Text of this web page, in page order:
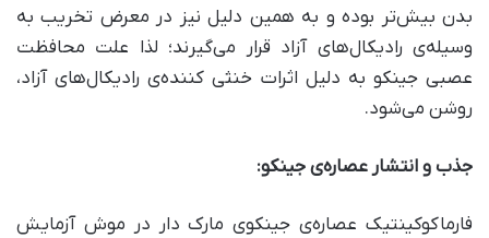
بدن بیش‌تر بوده و به همین دلیل نیز در معرض تخریب به
وسیله‌ی رادیکال‌های آزاد قرار می‌گیرند؛ لذا علت محافظت
عصبی جینکو به دلیل اثرات خنثی کننده‌ی رادیکال‌های آزاد،
روشن می‌شود.
جذب و انتشار عصاره‌ی جینکو:
فارماکوکینتیک عصاره‌ی جینکوی مارک دار در موش آزمایش